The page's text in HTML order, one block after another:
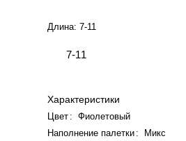
Длина:7-11
7-11
Характеристики
Цвет :
Фиолетовый
Наполнение палетки :
Микс